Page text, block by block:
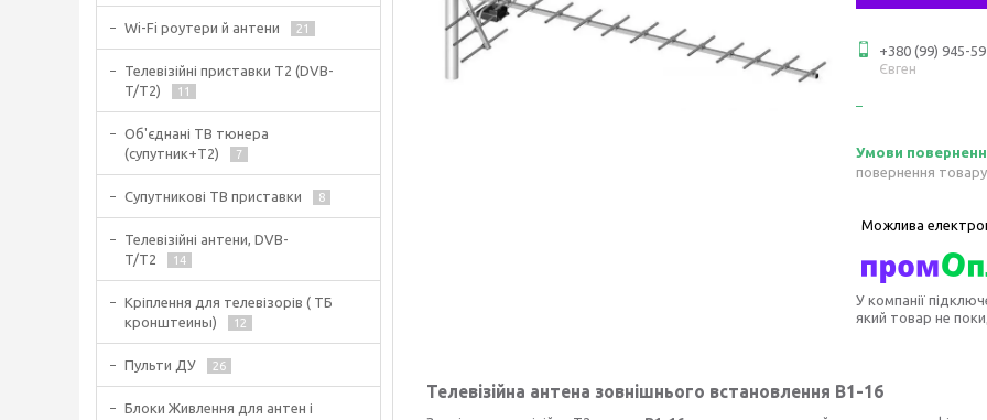
+380 (99) 945-
Євген
повернення
У компанії
який товар не
Телевізійна антена зовнішнього встановлення В1-16
Wi-Fi роутери й антени 21
Телевізійні приставки Т2 (DVB-
T/T2)
11
Об'єднані ТВ тюнера
(супутник+Т2)
7
Супутникові ТВ приставки 8
Телевізійні антени, DVB-
T/T2
14
Кріплення для телевізорів ( ТБ
кронштеины)
12
Пульти ДУ 26
Блоки Живлення для антен і